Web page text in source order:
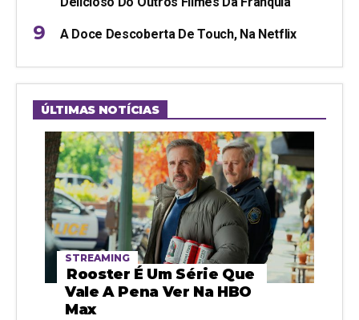
A Doce Descoberta De Touch, Na Netflix
ÚLTIMAS NOTÍCIAS
STREAMING
Rooster É Um Série Que
Vale A Pena Ver Na HBO
Max